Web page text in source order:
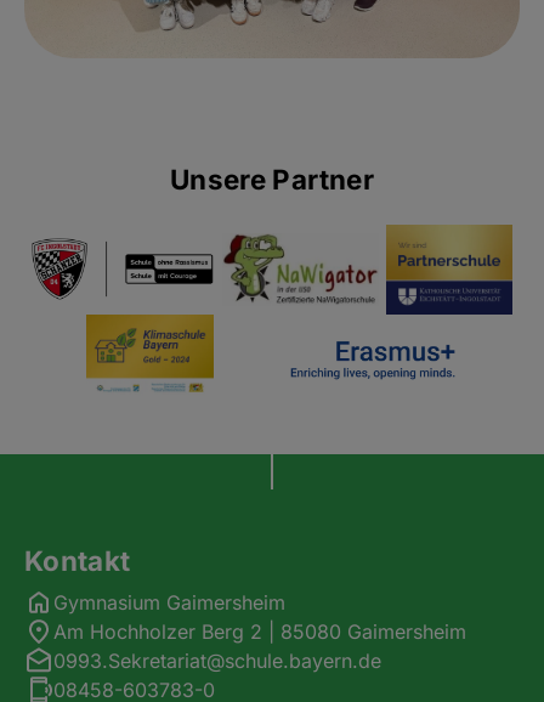
Unsere Partner
Kontakt
Gymnasium Gaimersheim
Am Hochholzer Berg 2 | 85080 Gaimersheim
0993.Sekretariat@schule.bayern.de
08458-603783-0